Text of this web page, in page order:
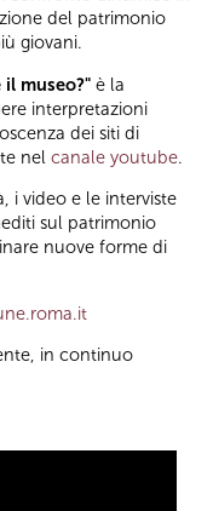
del patrimonio
giovani.
museo?" è la
interpretazioni
dei siti di
nel canale youtube.
i video e le interviste
sul patrimonio
nuove forme di
in continuo